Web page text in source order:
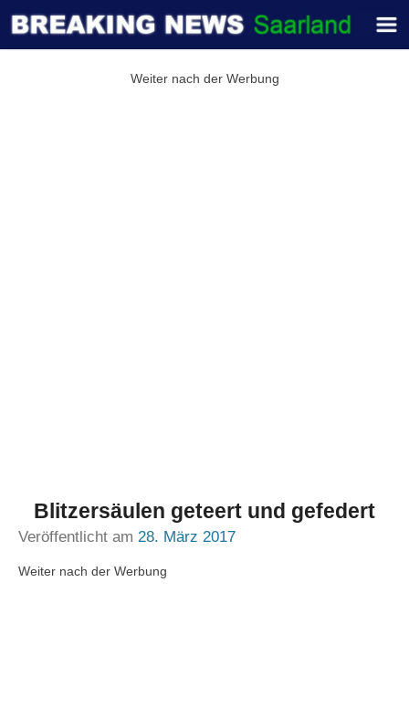
Weiter nach der Werbung
Blitzersäulen geteert und gefedert
Veröffentlicht am 28. März 2017
Weiter nach der Werbung